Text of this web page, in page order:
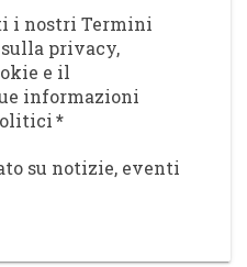
i nostri Termini
privacy,
e il
informazioni
*
su notizie, eventi